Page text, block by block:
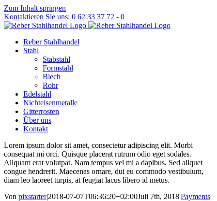
Zum Inhalt springen
Kontaktieren Sie uns: 0 62 33 37 72 - 0
Reber Stahlhandel
Stahl
Stabstahl
Formstahl
Blech
Rohr
Edelstahl
Nichteisenmetalle
Gitterrosten
Über uns
Kontakt
Lorem ipsum dolor sit amet, consectetur adipiscing elit. Morbi
consequat mi orci. Quisque placerat rutrum odio eget sodales.
Aliquam erat volutpat. Nam tempus vel mi a dapibus. Sed aliquet
congue hendrerit. Maecenas ornare, dui eu commodo vestibulum,
diam leo laoreet turpis, at feugiat lacus libero id metus.
Von pixstarter|2018-07-07T06:36:20+02:00Juli 7th, 2018|Payments|